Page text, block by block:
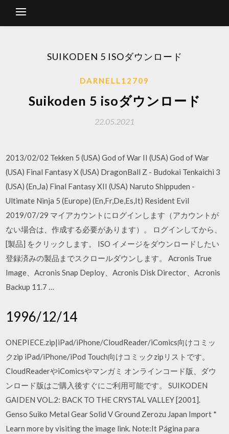
SUIKODEN 5 ISOダウンロード
DARNELL12709
Suikoden 5 isoダウンロード
22.05.2021
2013/02/02 Tekken 5 (USA) God of War II (USA) God of War
(USA) Final Fantasy X (USA) DragonBall Z - Budokai Tenkaichi 3
(USA) (En,Ja) Final Fantasy XII (USA) Naruto Shippuden -
Ultimate Ninja 5 (Europe) (En,Fr,De,Es,It) Resident Evil
2019/07/29 マイアカウントにログインします（アカウントが
ない場合は、作成する必要があります）。 ログインしてから、
[製品] をクリックします。 ISO イメージをダウンロードしたい
登録済みの製品までスクロールダウンします。 Acronis True
Image、Acronis Snap Deploy、Acronis Disk Director、Acronis
Backup 11.7 …
1996/12/14
ONEPIECE.zip|iPad/iPhone/CloudReader/iComics向けコミッ
クzip iPad/iPhone/iPod Touch向けコミックzipリストです。
CloudReaderやiComicsやマンガミ オンラインコード版、ダウ
ンロード版はご購入後すぐにご利用可能です。 SUIKODEN
GAIDEN VOL.2: BACK TO THE CRYSTAL VALLEY [2001].
Genso Suiko Metal Gear Solid V Ground Zerozu Japan Import *
Learn more by visiting the image link. Note:It Página para